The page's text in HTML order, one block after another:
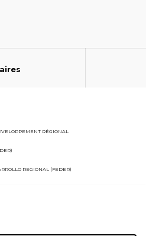
RÉGIONAL
REGIONAL (FEDER)
StudioJuillet